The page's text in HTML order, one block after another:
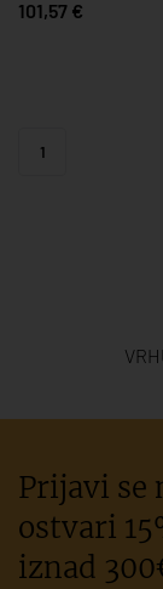
101,57 €
1
Prijavi se
ostvari
iznad